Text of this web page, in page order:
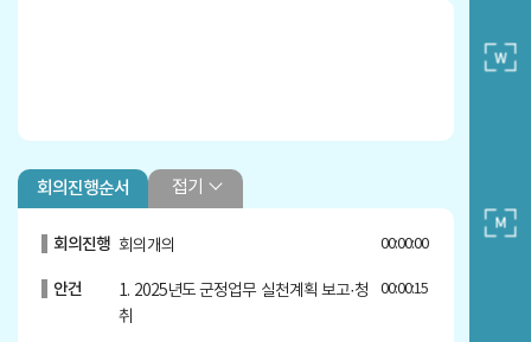
회의진행순서 접기
회의진행 회의개의 00:00:00
안건
1. 2025년도 군정업무 실천계획 보고·청
취
00:00:15